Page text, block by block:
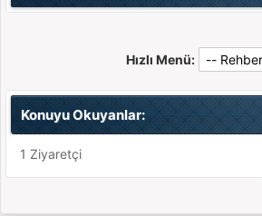
Hızlı Menü:
Konuyu Okuyanlar:
1 Ziyaretçi